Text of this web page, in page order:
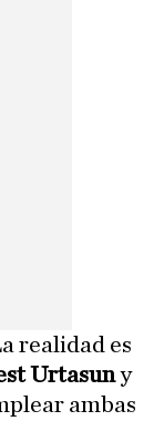
realidad es
Urtasuny
ambas